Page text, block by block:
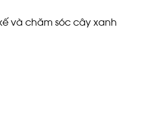
và chăm sóc cây xanh